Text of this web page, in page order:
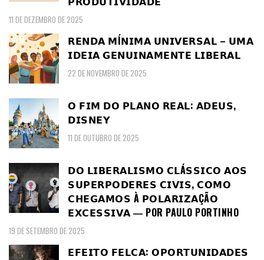
11 DE DEZEMBRO DE 2025
𝗥𝗘𝗡𝗗𝗔 𝗠Í𝗡𝗜𝗠𝗔 𝗨𝗡𝗜𝗩𝗘𝗥𝗦𝗔𝗟 – 𝗨𝗠𝗔
𝗜𝗗𝗘𝗜𝗔 𝗚𝗘𝗡𝗨𝗜𝗡𝗔𝗠𝗘𝗡𝗧𝗘 𝗟𝗜𝗕𝗘𝗥𝗔𝗟
22 DE NOVEMBRO DE 2025
𝗢 𝗙𝗜𝗠 𝗗𝗢 𝗣𝗟𝗔𝗡𝗢 𝗥𝗘𝗔𝗟: 𝗔𝗗𝗘𝗨𝗦,
𝗗𝗜𝗦𝗡𝗘𝗬
11 DE OUTUBRO DE 2025
𝗗𝗢 𝗟𝗜𝗕𝗘𝗥𝗔𝗟𝗜𝗦𝗠𝗢 𝗖𝗟Á𝗦𝗦𝗜𝗖𝗢 𝗔𝗢𝗦
𝗦𝗨𝗣𝗘𝗥𝗣𝗢𝗗𝗘𝗥𝗘𝗦 𝗖𝗜𝗩𝗜𝗦, 𝗖𝗢𝗠𝗢
𝗖𝗛𝗘𝗚𝗔𝗠𝗢𝗦 À 𝗣𝗢𝗟𝗔𝗥𝗜𝗭𝗔ÇÃ𝗢
𝗘𝗫𝗖𝗘𝗦𝗦𝗜𝗩𝗔 ― POR PAULO PORTINHO
19 DE SETEMBRO DE 2025
𝗘𝗙𝗘𝗜𝗧𝗢 𝗙𝗘𝗟𝗖𝗔: 𝗢𝗣𝗢𝗥𝗧𝗨𝗡𝗜𝗗𝗔𝗗𝗘𝗦